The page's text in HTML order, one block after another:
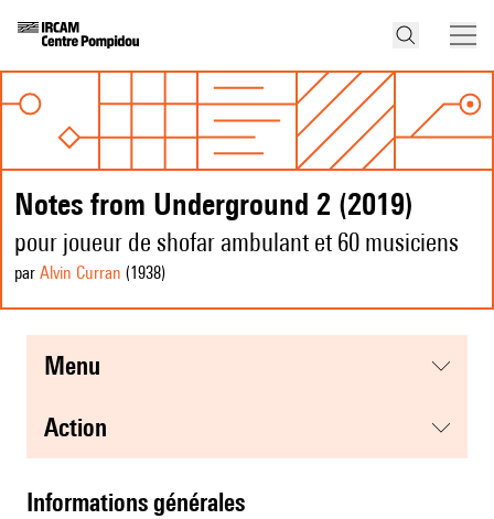
Notes from Underground 2 (2019)
pour joueur de shofar ambulant et 60 musiciens
par Alvin Curran (1938)
menu
action
informations générales